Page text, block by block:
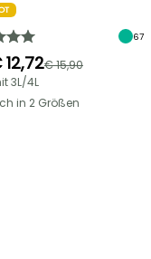
67
€ 15,90
3L/4L
in 2 Größen